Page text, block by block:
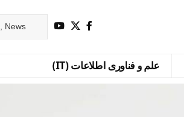
علم و فناوری اطلاعات (IT)